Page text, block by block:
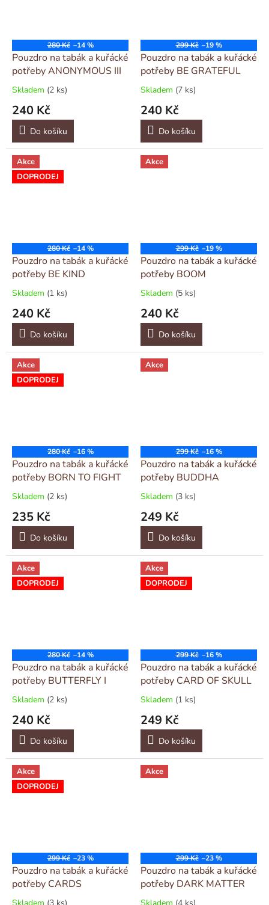
280 Kč –14 %
Pouzdro na tabák a kuřácké
potřeby ANONYMOUS III
Skladem (2 ks)
240 Kč
Do košíku
299 Kč –19 %
Pouzdro na tabák a kuřácké
potřeby BE GRATEFUL
Skladem (7 ks)
240 Kč
Do košíku
Akce
DOPRODEJ
280 Kč –14 %
Pouzdro na tabák a kuřácké
potřeby BE KIND
Skladem (1 ks)
240 Kč
Do košíku
Akce
299 Kč –19 %
Pouzdro na tabák a kuřácké
potřeby BOOM
Skladem (5 ks)
240 Kč
Do košíku
Akce
DOPRODEJ
280 Kč –16 %
Pouzdro na tabák a kuřácké
potřeby BORN TO FIGHT
Skladem (2 ks)
235 Kč
Do košíku
Akce
299 Kč –16 %
Pouzdro na tabák a kuřácké
potřeby BUDDHA
Skladem (3 ks)
249 Kč
Do košíku
Akce
DOPRODEJ
280 Kč –14 %
Pouzdro na tabák a kuřácké
potřeby BUTTERFLY I
Skladem (2 ks)
240 Kč
Do košíku
Akce
DOPRODEJ
299 Kč –16 %
Pouzdro na tabák a kuřácké
potřeby CARD OF SKULL
Skladem (1 ks)
249 Kč
Do košíku
Akce
DOPRODEJ
299 Kč –23 %
Pouzdro na tabák a kuřácké
potřeby CARDS
Skladem (3 ks)
Akce
299 Kč –23 %
Pouzdro na tabák a kuřácké
potřeby DARK MATTER
Skladem (4 ks)